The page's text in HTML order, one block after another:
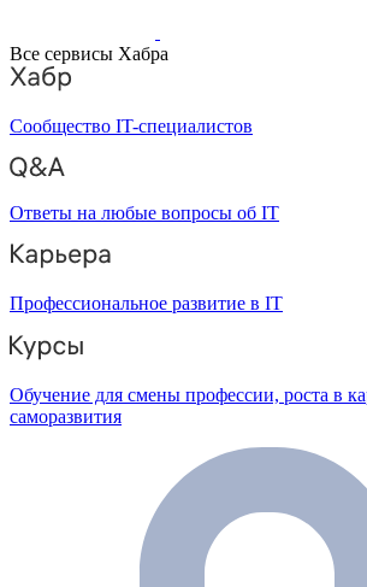
Все сервисы Хабра
Сообщество IT-специалистов
Ответы на любые вопросы об IT
Профессиональное развитие в IT
Обучение для смены профессии, роста в
саморазвития